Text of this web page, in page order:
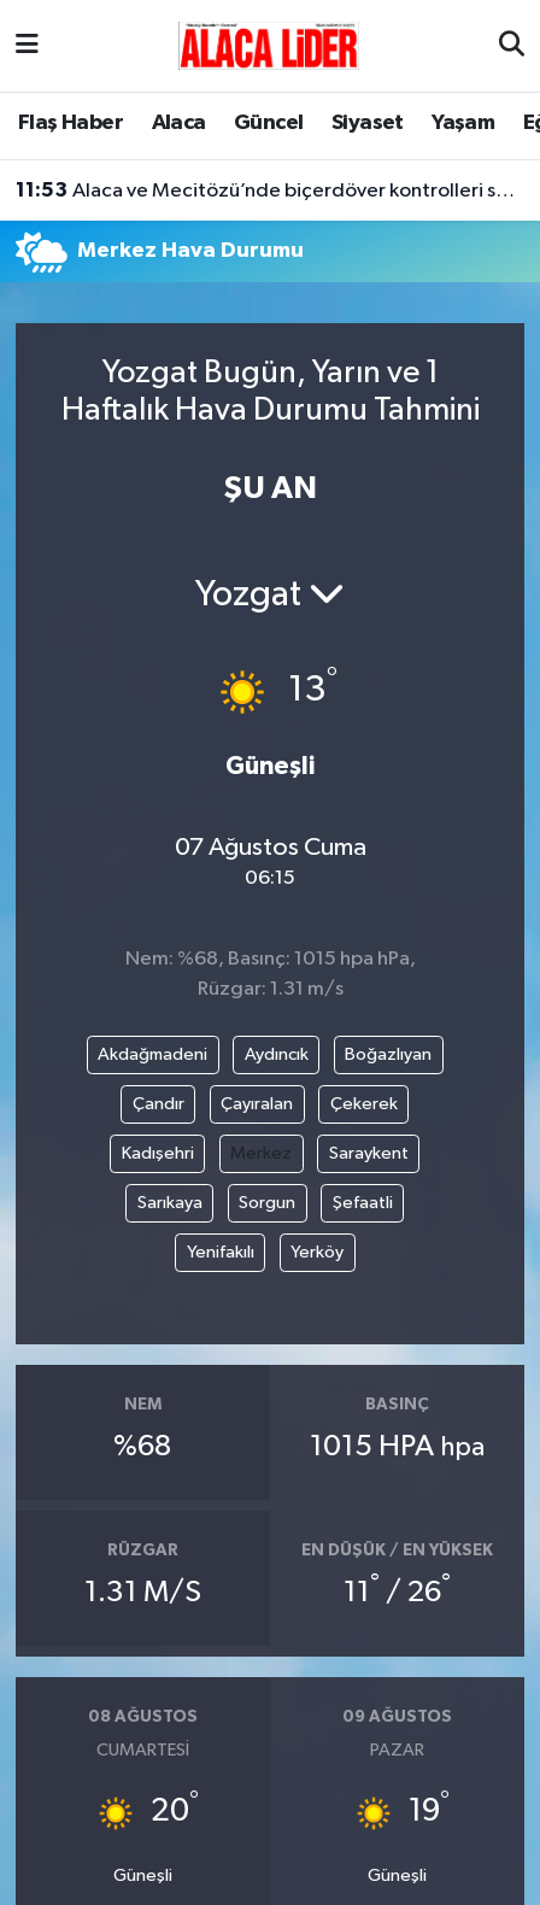
Flaş Haber Alaca Güncel Siyaset Yaşam
11:53 Alaca ve Mecitözü’nde biçerdöver kontrolleri sürüyor
Merkez Hava Durumu
Yozgat Bugün, Yarın ve 1
Haftalık Hava Durumu Tahmini
ŞU AN
Yozgat
13°
Güneşli
07 Ağustos Cuma
06:15
Nem: %68, Basınç: 1015 hpa hPa,
Rüzgar: 1.31 m/s
Akdağmadeni Aydıncık Boğazlıyan
Çandır Çayıralan Çekerek
Kadışehri Merkez Saraykent
Sarıkaya Sorgun Şefaatli
Yenifakılı Yerköy
NEM
%68
BASINÇ
1015 HPA hpa
RÜZGAR
1.31 M/S
EN DÜŞÜK / EN YÜKSEK
11 ° / 26°
08 AĞUSTOS
CUMARTESI
20°
Güneşli
09 AĞUSTOS
PAZAR
19°
Güneşli
Çorum Nöbetçi Eczaneler
Tüm Manşetler